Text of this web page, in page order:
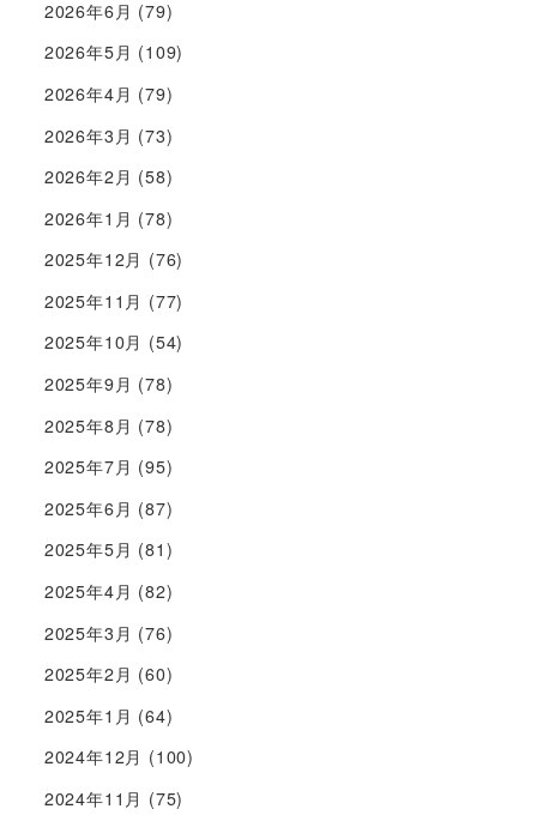
2026年6月 (79)
2026年5月 (109)
2026年4月 (79)
2026年3月 (73)
2026年2月 (58)
2026年1月 (78)
2025年12月 (76)
2025年11月 (77)
2025年10月 (54)
2025年9月 (78)
2025年8月 (78)
2025年7月 (95)
2025年6月 (87)
2025年5月 (81)
2025年4月 (82)
2025年3月 (76)
2025年2月 (60)
2025年1月 (64)
2024年12月 (100)
2024年11月 (75)